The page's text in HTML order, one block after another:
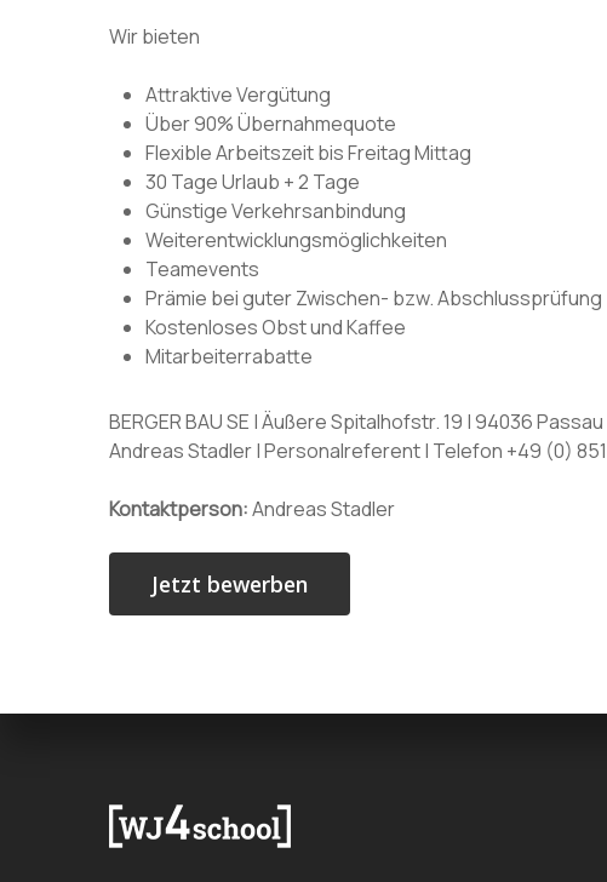
Wir bieten
Attraktive Vergütung
Über 90% Übernahmequote
Flexible Arbeitszeit bis Freitag Mittag
30 Tage Urlaub + 2 Tage
Günstige Verkehrsanbindung
Weiterentwicklungsmöglichkeiten
Teamevents
Prämie bei guter Zwischen- bzw. Abschlussprüfung
Kostenloses Obst und Kaffee
Mitarbeiterrabatte
BERGER BAU SE | Äußere Spitalhofstr. 19 | 94036 Passau
Andreas Stadler | Personalreferent | Telefon +49 (0)
Kontaktperson:Andreas Stadler